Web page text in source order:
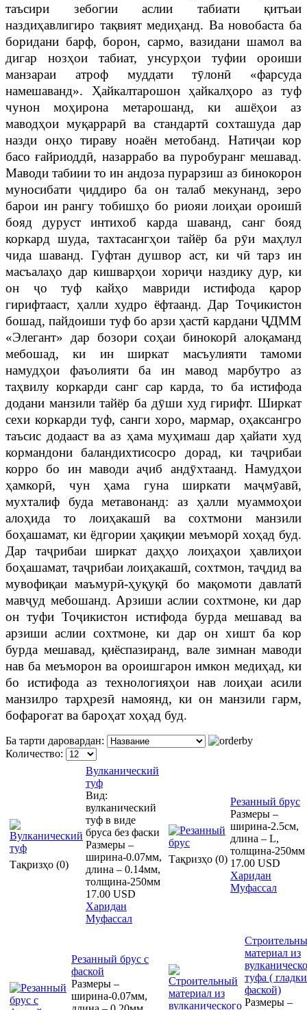
таъсири зебогии аслии табиати қитъаи
наздиҳавлигиро тақвият медиҳанд. Ва новобаста ба
боридани барф, борон, сармо, вазидани шамол ва
дигар нозҳои табиат, унсурҳои туфии ороиши
манзараи атроф муддати тӯлонӣ «фарсуда
намешаванд». Ҳайкалтарошон ҳайкалҳоро аз туф
чунон моҳирона метарошанд, ки ашёҳои аз
маводҳои муқаррарӣ ва стандартӣ сохташуда дар
назди онҳо тираву ноаён метобанд. Натиҷаи кор
басо ғайриоддӣ, назаррабо ва пуробуранг мешавад.
Маводи табиии то ин андоза пурарзиш аз бинокорон
муносибати ҷиддиро ба он талаб мекунанд, зеро
барои ин рангу тобишҳо бо риояи лоиҳаи ороишӣ
бояд дуруст интихоб карда шаванд, санг бояд
коркард шуда, тахтасангҳои тайёр ба рӯи маҳлул
чида шаванд. Гуфтан душвор аст, ки чӣ тарз ин
масъалаҳо дар кишварҳои хориҷи наздику дур, ки
он ҷо туф кайҳо мавриди истифода қарор
гирифтааст, ҳалли худро ёфтаанд. Дар Тоҷикистон
бошад, пайдоиши туф бо арзи ҳастӣ кардани ҶДММ
«Элегант» дар бозори соҳаи бинокорӣ алоқаманд
мебошад, ки ин ширкат масъулияти тамоми
намудҳои фаъолияти ба ин мавод марбутро аз
таҳвилу коркарди санг сар карда, то ба истифода
додани манзили тайёр ба дӯши худ гирифт. Ширкат
сехи коркарди туф, санги хоро, мармар, оҳаксангро
таъсис додааст ва аз ҳама муҳимаш дар ҳайати худ
кормандони баландихтисосро дорад, ки таҷрибаи
корро бо ин маводи аҷиб андӯхтаанд. Намудҳои
ҳамкорӣ, чун ҳама гуна ширкати маҷмӯавӣ,
мухталиф буда метавонанд: аз ҳалли муаммоҳои
алоҳида то лоиҳакашӣ ва сохтмони манзили
боҳашамат, ки ёдгории ҳақиқии меъморӣ хоҳад буд.
Дар таҷрибаи ширкат даҳҳо лоиҳаҳои ҳавлиҳои
боҳашамат, таҷрибаи лоиҳакашӣ, сохтмон, таҷдид ва
мувофиқаи маъмурӣ-ҳуқуқӣ бо мақомоти давлатӣ
мавҷуд мебошанд. Арзиши аслии сохтмоне, ки дар
он туфи Тоҷикистон истифода бурда мешавад ва
арзиши аслии сохтмоне, ки дар он хишт ба кор
бурда мешавад, қиёспазиранд, вале зимнан маводи
нав ба меъморон ва ороишгарон имкон медиҳад, ки
бо истифода аз технологияҳои нав лоиҳаи асили
манзилро тарҳрезӣ намоянд, ки он манзили гарм,
бофароғат ва бароҳат хоҳад буд.
Ба тарти даровардан:
Количество:
Тақризҳо (0)
Вулканический
туф
Вид:
вулканический
туф в виде
бруса без фаски
Размеры –
ширина-0.07мм,
длина – 0.14мм,
толщина-250мм
17.00 USD
Харидан
Муфассал
Тақризҳо (0)
Резанный брус
Размеры –
ширина-2.5см,
длина – L,
толщина-250мм
17.00 USD
Харидан
Муфассал
Резанный брус с
фаской
Размеры –
ширина-0.07мм,
материал из
туфа (
фаской)
Размеры –